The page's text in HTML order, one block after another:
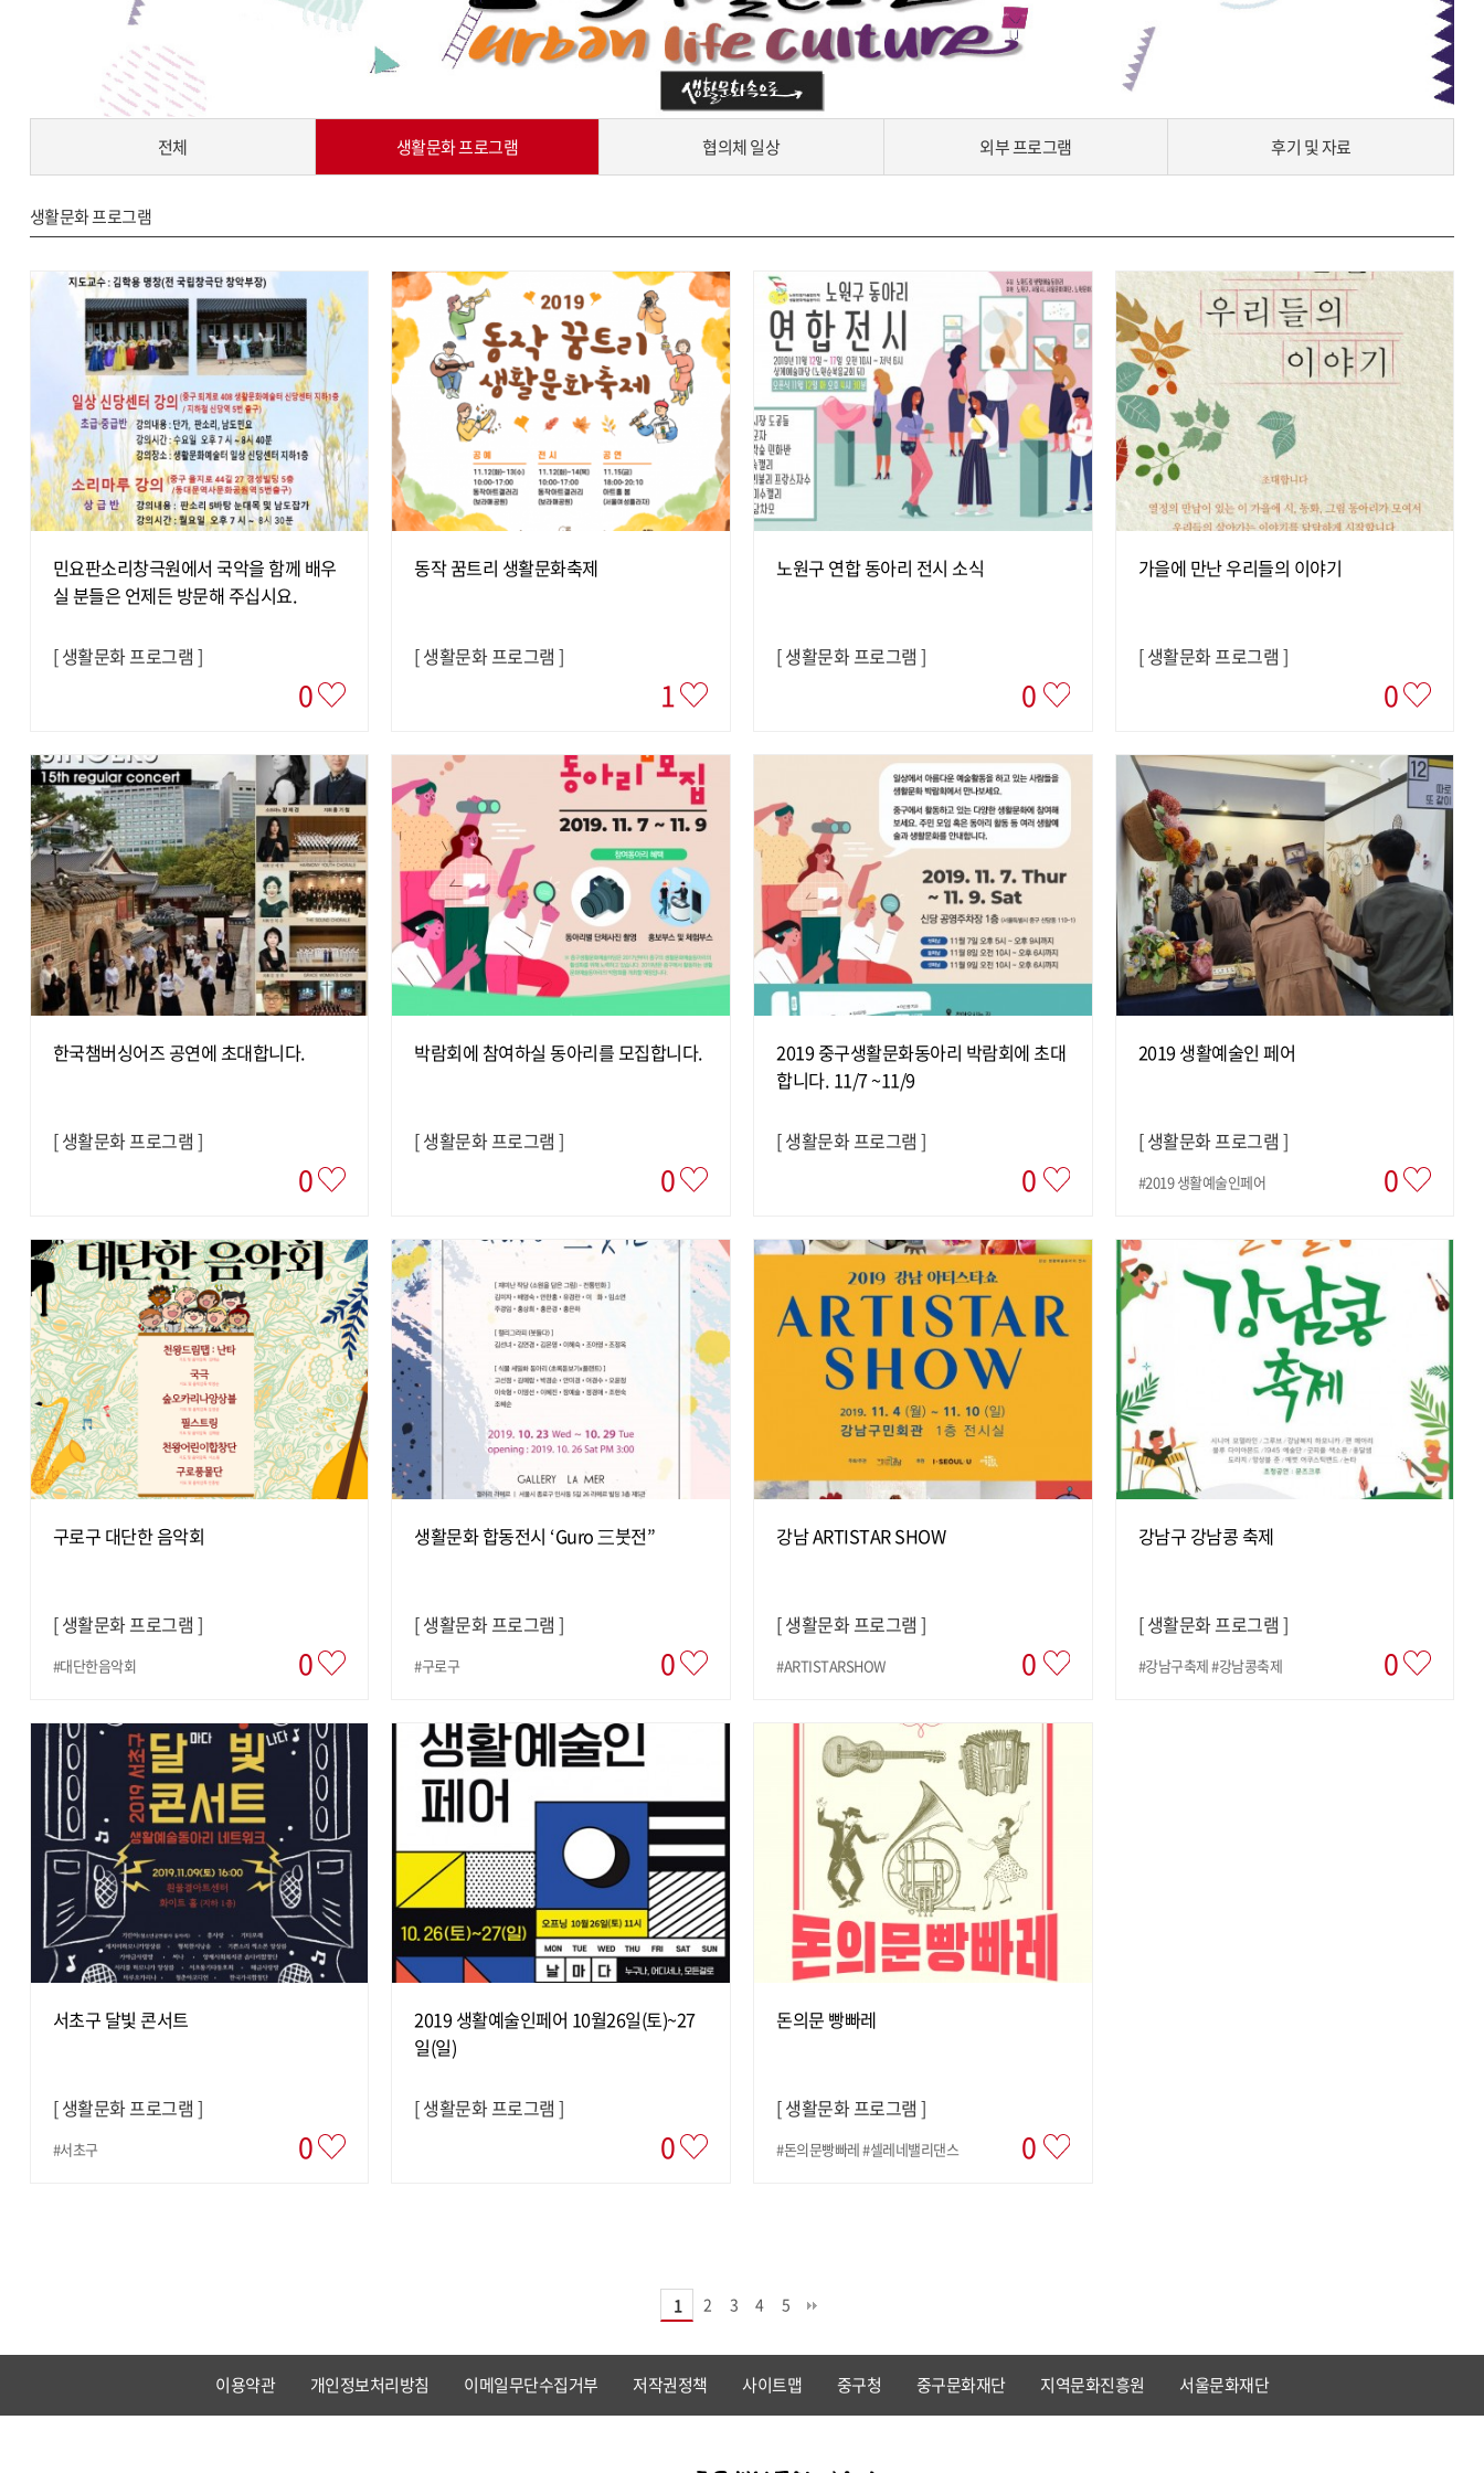
전체 생활문화 프로그램 협의체 일상 외부 프로그램 후기 및 자료
생활문화 프로그램
민요판소리창극원에서 국악을 함께 배우
실 분들은 언제든 방문해 주십시요.
[생활문화 프로그램 ]
0
동작 꿈트리 생활문화축제
[생활문화 프로그램]
1
노원구 연합 동아리 전시 소식
[생활문화 프로그램 ]
0
가을에 만난 우리들의 이야기
[생활문화 프로그램 ]
0
한국챔버싱어즈 공연에 초대합니다.
[생활문화 프로그램 ]
0
박람회에 참여하실 동아리를 모집합니다.
[생활문화 프로그램]
0
2019 중구생활문화동아리 박람회에 초대
합니다. 11/7 ~11/9
[생활문화 프로그램 ]
0
2019 생활예술인 페어
[생활문화 프로그램 ]
#2019 생활예술인페어 0
구로구 대단한 음악회
[생활문화 프로그램 ]
#대단한음악회 0
생활문화 합동전시 ‘Guro 三붓전”
[생활문화 프로그램]
#구로구 0
강남 ARTISTAR SHOW
[생활문화 프로그램 ]
#ARTISTARSHOW 0
강남구 강남콩 축제
[생활문화 프로그램 ]
#강남구축제 #강남콩축제 0
서초구 달빛 콘서트
[생활문화 프로그램 ]
#서초구 0
2019 생활예술인페어 10월26일(토)~27
일(일)
[생활문화 프로그램]
0
돈의문 빵빠레
[생활문화 프로그램 ]
#돈의문빵빠레 #셀레네밸리댄스 0
1 2 3 4 5
이용약관 개인정보처리방침 이메일무단수집거부 저작권정책 사이트맵 중구청 중구문화재단 지역문화진흥원 서울문화재단